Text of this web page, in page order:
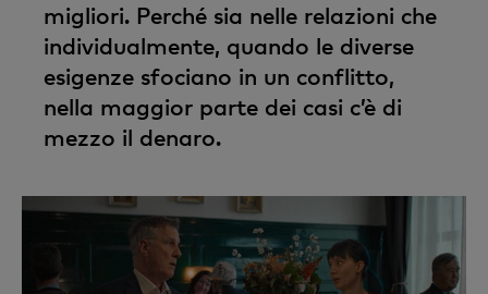
migliori. Perché sia nelle relazioni che
individualmente, quando le diverse
esigenze sfociano in un conflitto,
nella maggior parte dei casi c’è di
mezzo il denaro.